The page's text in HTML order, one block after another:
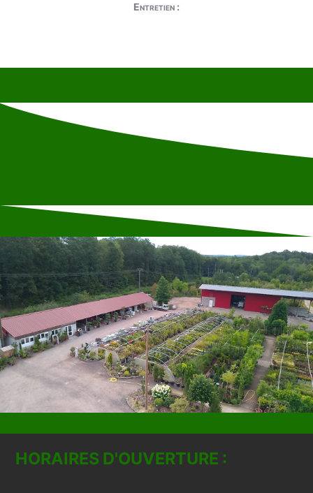
Entretien :
HORAIRES D'OUVERTURE :